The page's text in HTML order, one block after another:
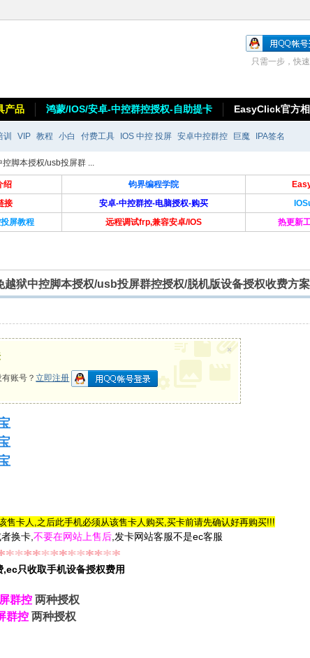
只需一步，快
产品 鸿蒙/IOS/安卓-中控群控授权-自助提卡 EasyClick官方
训 VIP 教程 小白 付费工具 IOS 中控 投屏 安卓中控群控 巨魔 IPA签名
控脚本授权/usb投屏群 ...
绍 钧界编程学院
接 安卓-中控群控-电脑授权-购买
屏教程 远程调试frp,兼容安卓/IOS 热更新
越狱中控脚本授权/usb投屏群控授权/脱机版设备授权收费方
有账号？立即注册
×
售卡人,之后此手机必须从该售卡人购买,买卡前请先确认好再购买!!!
换卡,不要在网站上售后 ,发卡网站客服不是ec客服
只收取手机设备授权费用
群控 两种授权
群控 两种授权